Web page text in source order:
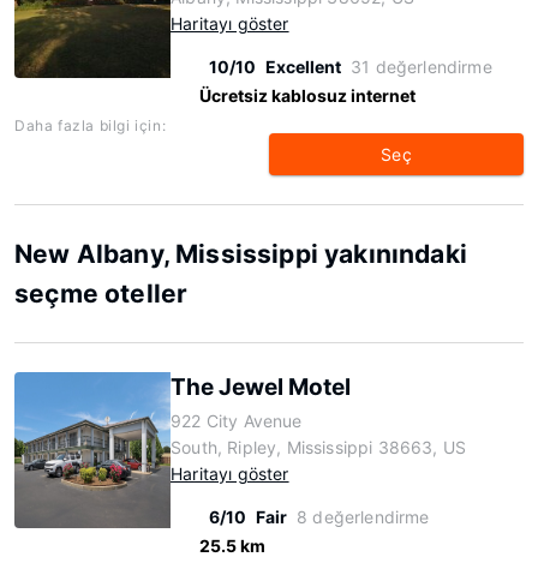
Haritayı göster
10/10 Excellent 31 değerlendirme
Ücretsiz kablosuz internet
Daha fazla bilgi için:
Seç
New Albany, Mississippi yakınındaki
seçme oteller
The Jewel Motel
922 City Avenue
South, Ripley, Mississippi 38663, US
Haritayı göster
6/10 Fair 8 değerlendirme
25.5 km